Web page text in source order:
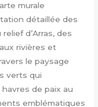
murale
détaillée des
d’Arras, des
rivières et
le paysage
verts qui
de paix au
emblématiques